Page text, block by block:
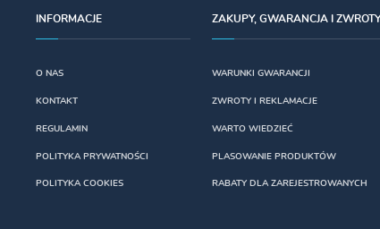
INFORMACJE
O NAS
KONTAKT
REGULAMIN
POLITYKA PRYWATNOŚCI
POLITYKA COOKIES
ZAKUPY, GWARANCJA I ZWROTY
WARUNKI GWARANCJI
ZWROTY I REKLAMACJE
WARTO WIEDZIEĆ
PLASOWANIE PRODUKTÓW
RABATY DLA ZAREJESTROWANYCH